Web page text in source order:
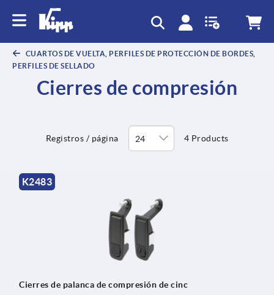
CUARTOS DE VUELTA, PERFILES DE PROTECCIÓN DE BORDES,
PERFILES DE SELLADO
Cierres de compresión
Registros / página 4 Products
K2483
Cierres de palanca de compresión de cinc